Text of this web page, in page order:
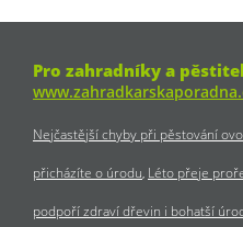
Pro zahradníky a
Nejčastější chyby při pěstování
přicházíte o úrodu Léto přeje
podpoří zdraví dřevin i bohatší